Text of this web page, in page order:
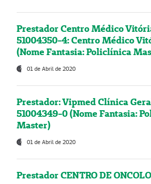
Prestador Centro Médico
51004350-4: Centro Médico
(Nome Fantasia: Policlínica
01 de Abril de 2020
Prestador: Vipmed Clínica
51004349-0 (Nome Fantasia:
Master)
01 de Abril de 2020
Prestador CENTRO DE